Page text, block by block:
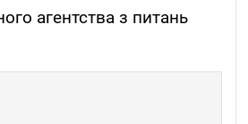
агентства з питань